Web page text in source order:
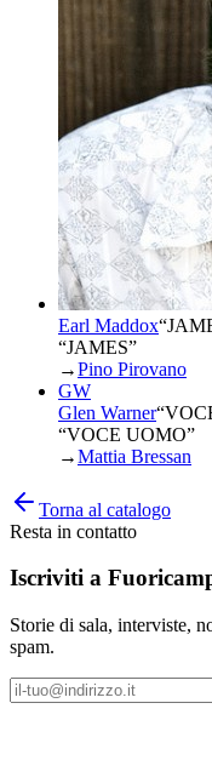
Earl Maddox“
“JAMES”
→Pino Pirovano
GW
Glen Warner“
“VOCE UOMO”
→Mattia Bressan
Torna al catalogo
Resta in contatto
Iscriviti a
Storie di sala, interviste,
spam.